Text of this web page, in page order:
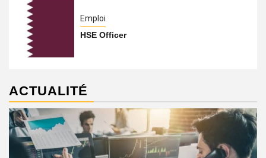
Emploi
HSE Officer
ACTUALITÉ